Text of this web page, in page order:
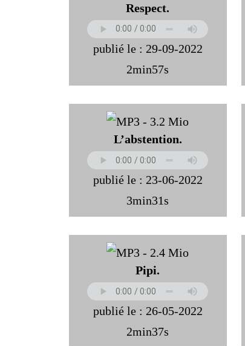
Respect.
publié le : 29-09-2022
2min57s
L’abstention.
publié le : 23-06-2022
3min31s
Pipi.
publié le : 26-05-2022
2min37s